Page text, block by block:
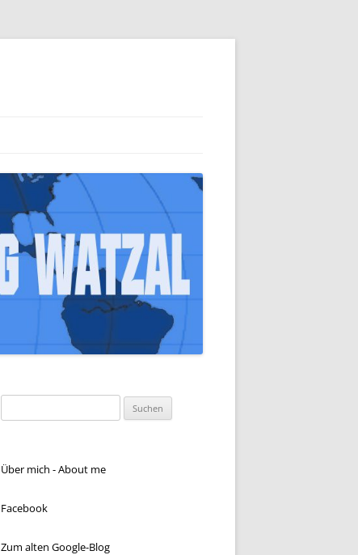
nach:
Über mich - About me
Facebook
Zum alten Google-Blog